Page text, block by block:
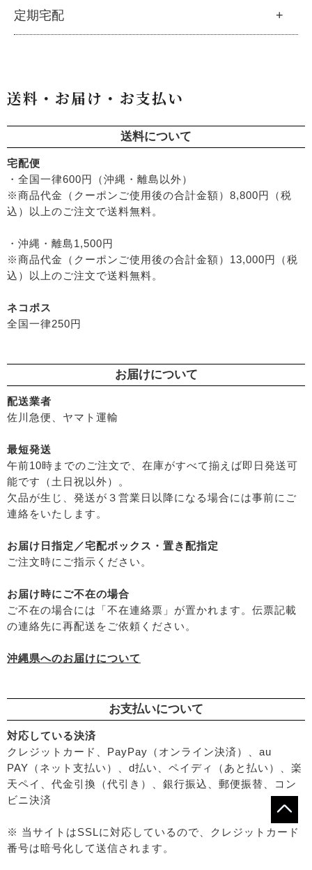
├クレンジング・洗顔
├クリーム・オイル
男性におすすめスキンケア
├ファンデーション
├リップ・ハンドケア
├入浴用
└デオドラント
├
├ヘアケア
├無添加シャンプー
├無添加コンディショナーなど
├ヘアミスト・ヘアオイル
├界面活性剤不使用シャンプー
├メイク
├クレンジンク
├ファンデーション
├肌質・お悩み別スキンケア
├乾燥肌・敏感
├オイリー肌
├毛穴の黒ずみ・角質・開き
├エイジングケア
└ニキビ・吹き出物
└お悩み・目的別ヘアケア
├頭皮のフケ・かゆみ・臭い
├艶・なめらか・パサつき
├
洗浄・キッチン雑貨
├メーカー直送品（豆・米・塩など）
├ マヨネーズ・ソース・甘味料
├玄米・穀類・粉類・シリアル
├麺・パスタ類
├漬物・乾物・海藻
├加工品
└コーヒー・茶類
├洗濯
├バス・トイレ
ブランド一覧
├アムリターラ
├かつらぎ（マグポーリン）
├五條良品販売（五條の霧水）
├コズグロ
├ジザニア
├
ナイアード
├ハーブ研究所（山澤清）
├パルセイユ（ボンヌプランツ）
├
ぺカルト
├ロゴナ
├グリーンハートインターナショナル
├カンホアの塩
├マルカワ味噌
├
ヤマヒサ
├渡部信一さんの無農薬豆
├がんこ本舗
├ナチュラムーン
├パックスナチュロン（太陽油脂）
└竹おやじ末廣さんの竹炭ミネラル
定期宅配
├無添加石鹸
└オーラルケア
送料・お届け・お支払い
送料について
宅配便
・全国一律600円（沖縄・離島以外）
※商品代金（クーポンご使用後の合計金額）8,800円（税
込）以上のご注文で送料無料。
・沖縄・離島1,500円
※商品代金（クーポンご使用後の合計金額）13,000円（税
込）以上のご注文で送料無料。
ネコポス
全国一律250円
お届けについて
配送業者
佐川急便、ヤマト運輸
最短発送
午前10時までのご注文で、在庫がすべて揃えば即日発送可
能です（土日祝以外）。
欠品が生じ、発送が３営業日以降になる場合には事前にご
連絡をいたします。
お届け日指定／宅配ボックス・置き配指定
ご注文時にご指示ください。
お届け時にご不在の場合
ご不在の場合には「不在連絡票」が置かれます。伝票記載
の連絡先に再配送をご依頼ください。
沖縄県へのお届けについて
お支払いについて
対応している決済
クレジットカード、PayPay（オンライン決済）、au
PAY（ネット支払い）、d払い、ペイディ（あと払い）、楽
天ペイ、代金引換（代引き）、銀行振込、郵便振替、コン
ビニ決済
※ 当サイトはSSLに対応しているので、クレジットカード
番号は暗号化して送信されます。